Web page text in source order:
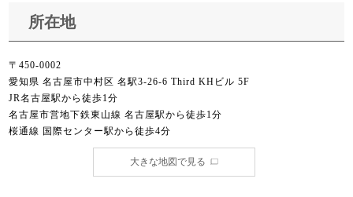
所在地
〒450-0002
愛知県 名古屋市中村区 名駅3-26-6 Third KHビル 5F
JR名古屋駅から徒歩1分
名古屋市営地下鉄東山線 名古屋駅から徒歩1分
桜通線 国際センター駅から徒歩4分
大きな地図で見る